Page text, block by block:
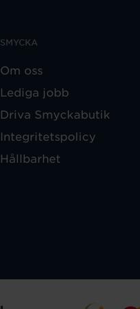
SMYCKA
Om oss
Lediga jobb
Driva Smyckabutik
Integritetspolicy
Hållbarhet